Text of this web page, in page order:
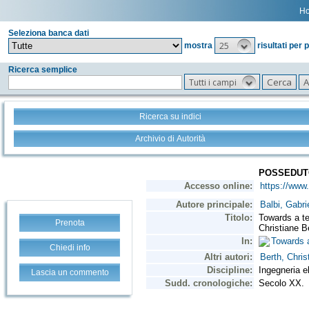
Seleziona banca dati
mostra
25 risultati per
Ricerca semplice
Tutti i campi
Ricerca su indici
Archivio di Autorità
Prenota
Chiedi info
Lascia un commento